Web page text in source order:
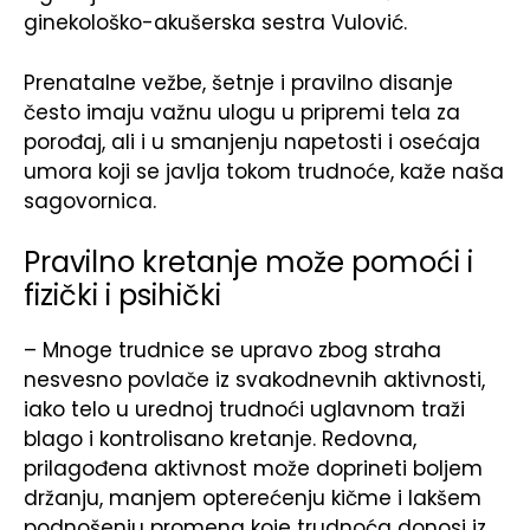
ginekološko-akušerska sestra Vulović.
Prenatalne vežbe, šetnje i pravilno disanje
često imaju važnu ulogu u pripremi tela za
porođaj, ali i u smanjenju napetosti i osećaja
umora koji se javlja tokom trudnoće, kaže naša
sagovornica.
Pravilno kretanje može pomoći i
fizički i psihički
– Mnoge trudnice se upravo zbog straha
nesvesno povlače iz svakodnevnih aktivnosti,
iako telo u urednoj trudnoći uglavnom traži
blago i kontrolisano kretanje. Redovna,
prilagođena aktivnost može doprineti boljem
držanju, manjem opterećenju kičme i lakšem